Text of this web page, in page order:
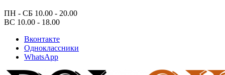
ПН - СБ 10.00 - 20.00
ВС 10.00 - 18.00
Вконтакте
Одноклассники
WhatsApp